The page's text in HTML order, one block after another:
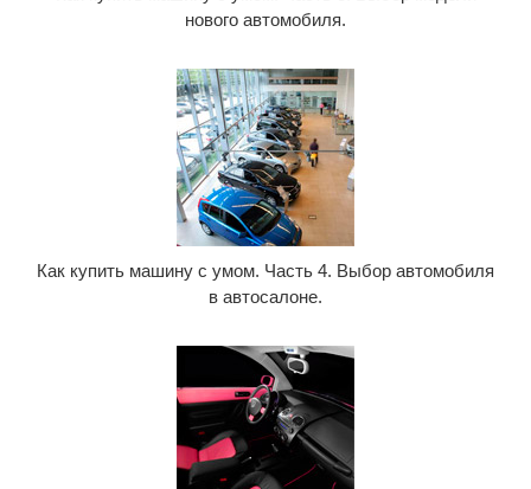
нового автомобиля.
Как купить машину с умом. Часть 4. Выбор автомобиля
в автосалоне.